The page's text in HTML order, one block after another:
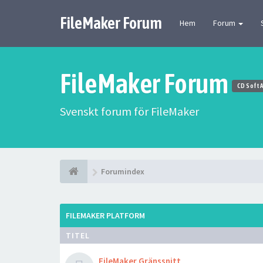
FileMaker Forum Hem Forum
FileMaker Forum CD Soft
Svenskt forum för FileMaker
Forumindex
FILEMAKER PLATFORM
TITEL